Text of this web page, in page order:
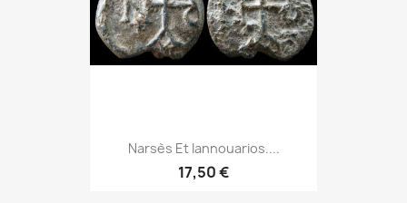
Narsès Et Iannouarios....
17,50 €